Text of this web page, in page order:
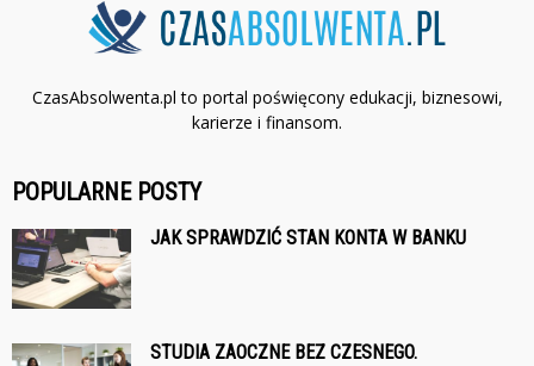
CzasAbsolwenta.pl to portal poświęcony edukacji, biznesowi,
karierze i finansom.
POPULARNE POSTY
JAK SPRAWDZIĆ STAN KONTA W BANKU
STUDIA ZAOCZNE BEZ CZESNEGO.